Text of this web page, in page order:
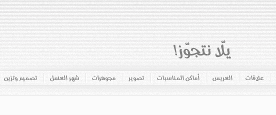
علاقات العريس أماكن المناسبات تصوير مجوهرات شهر العسل تصميم وتزين